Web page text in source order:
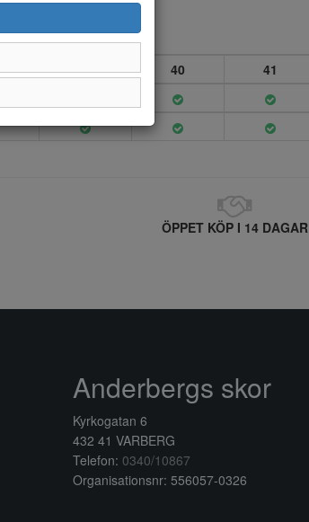
39 40 41
ÖPPET KÖP I 14 DAGAR
Anderbergs skor
Kyrkogatan 6
432 41 VARBERG
Telefon: 0340/10867
Organisationsnr: 556057-0326